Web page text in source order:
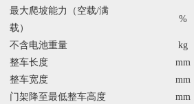
最大爬坡能力（空载/满
载）
%
不含电池重量 kg
整车长度
mm
整车宽度
mm
门架降至最低整车高度
mm